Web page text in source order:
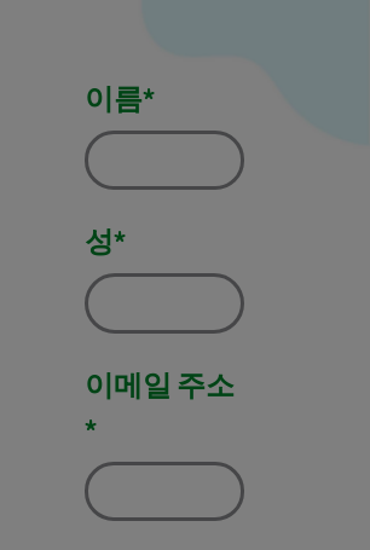
이름*
성*
이메일 주소
*